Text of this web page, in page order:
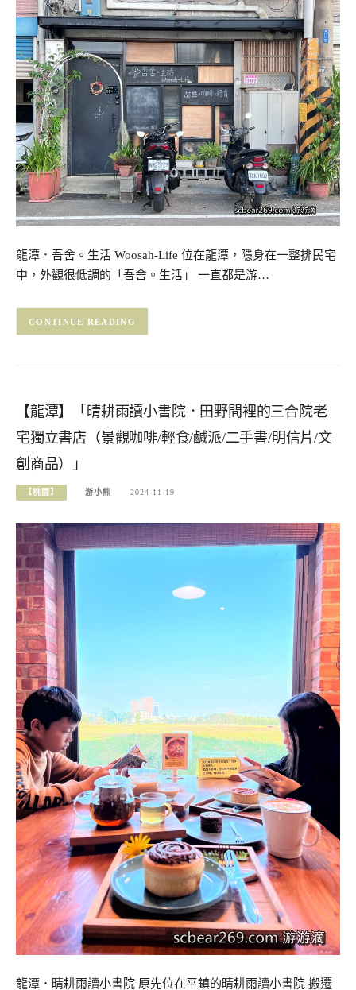
龍潭．吾舍。生活 Woosah-Life 位在龍潭，隱身在一整排民宅
中，外觀很低調的「吾舍。生活」 一直都是游…
CONTINUE READING
【龍潭】「晴耕雨讀小書院．田野間裡的三合院老
宅獨立書店（景觀咖啡/輕食/鹹派/二手書/明信片/文
創商品）」
【桃園】 游小熊 2024-11-19
龍潭．晴耕雨讀小書院 原先位在平鎮的晴耕雨讀小書院 搬遷